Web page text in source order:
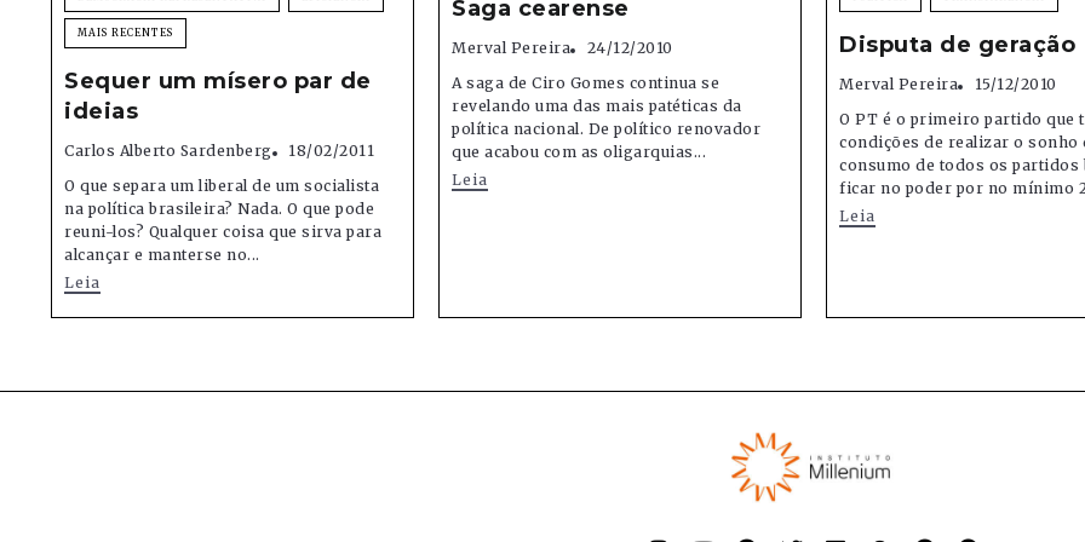
MAIS RECENTES
Sequer um mísero par de
ideias
Carlos Alberto Sardenberg
18/02/2011
O que separa um liberal de um socialista
na política brasileira? Nada. O que pode
reuni-los? Qualquer coisa que sirva para
alcançar e manterse no...
Leia
Saga cearense
Merval Pereira
24/12/2010
A saga de Ciro Gomes continua se
revelando uma das mais patéticas da
política nacional. De político renovador
que acabou com as oligarquias...
Leia
Disputa de geração
Merval Pereira
15/12/2010
O PT é o primeiro partido que
condições de realizar o sonho
consumo de todos os partidos
ficar no poder por no mínimo
Leia